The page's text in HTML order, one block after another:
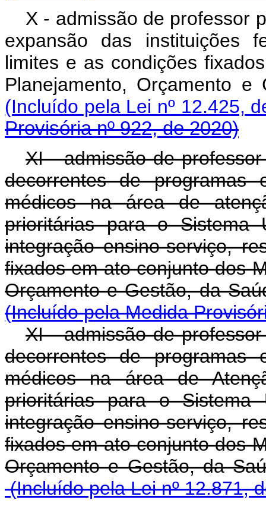
X - admissão de professor
expansão das instituições
limites e as condições
Planejamento,
(Incluído pela Lei nº 12.425,
Provisória nº 922, de 2020)
XI - admissão de
decorrentes de programas
médicos na área de
prioritárias para o Sistema
integração ensino-serviço,
fixados em ato conjunto dos
Orçamento e
(Incluído pela Medida
XI - admissão de
decorrentes de programas
médicos na área de
prioritárias para o Sistema
integração ensino-serviço,
fixados em ato conjunto dos
Orçamento e
(Incluído pela Lei nº 12.871,